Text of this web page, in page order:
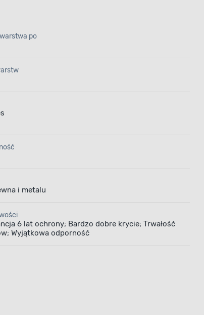
po
i metalu
6 lat ochrony; Bardzo dobre krycie; Trwałość
Wyjątkowa odporność